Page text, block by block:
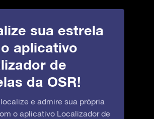
sua estrela
aplicativo
de
da OSR!
e admire sua própria
o aplicativo Localizador de